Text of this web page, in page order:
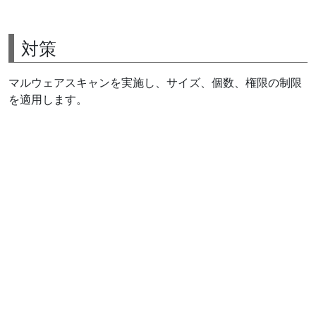
対策
マルウェアスキャンを実施し、サイズ、個数、権限の制限
を適用します。